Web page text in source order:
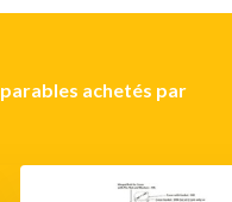
achetés par